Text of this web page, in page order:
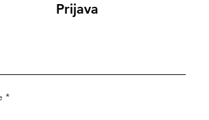
Prijava